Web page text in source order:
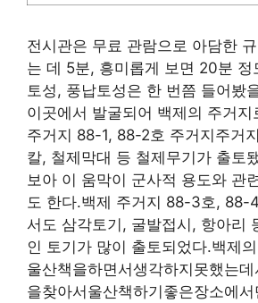
전시관은 무료 관람으로 아담한
는 데 5분, 흥미롭게 보면 20분 정
토성, 풍납토성은 한 번쯤 들어봤
이곳에서 발굴되어 백제의 주거지
주거지 88-1, 88-2호 주거지주거
칼, 철제막대 등 철제무기가 출토
보아 이 움막이 군사적 용도와 관
도 한다.백제 주거지 88-3호, 88-
서도 삼각토기, 굴발접시, 항아리
인 토기가 많이 출토되었다.백제
울산책을하면서생각하지못했는
을찾아서울산책하기좋은장소에